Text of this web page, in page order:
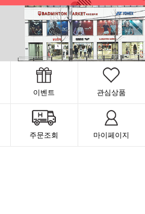
이벤트 관심상품
주문조회 마이페이지